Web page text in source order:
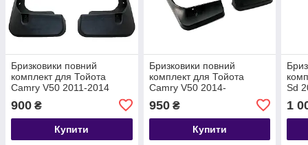
Бризковики повний
комплект для Тойота
Camry V50 2011-2014
комплект 4шт
MF.TOCA2011
900 ₴
Купити
Бризковики повний
комплект для Тойота
Camry V50 2014-
(PZ416V396100), кт. 4шт
MF.TOCA2015
950₴
Купити
Sd
1